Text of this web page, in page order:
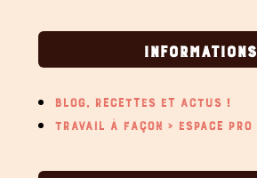
INFORMATIONS
BLOG, RECETTES ET ACTUS !
TRAVAIL À FAÇON > ESPACE PRO